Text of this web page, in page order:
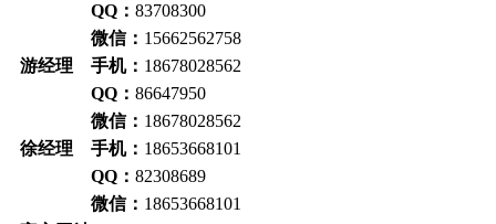
QQ： 83708300
微信： 15662562758
游经理 手机： 18678028562
QQ： 86647950
微信： 18678028562
徐经理 手机： 18653668101
QQ： 82308689
微信： 18653668101